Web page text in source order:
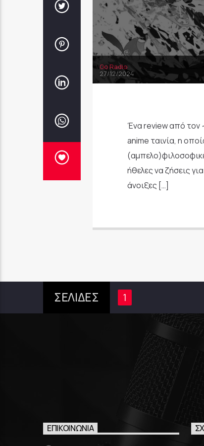
Go Radio
27/12/2024
Ένα review από τον
anime ταινία, η
ήθελες να ζήσεις
άνοιξες […]
ΣΕΛΙΔΕΣ 1
ΕΠΙΚΟΙΝΩΝΊΑ